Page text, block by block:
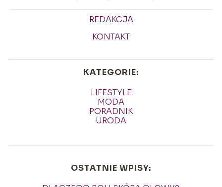
REDAKCJA
KONTAKT
KATEGORIE:
LIFESTYLE
MODA
PORADNIK
URODA
OSTATNIE WPISY: